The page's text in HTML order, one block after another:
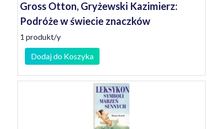
Gross Otton, Gryżewski Kazimierz:
Podróże w świecie znaczków
1 produkt/y
Dodaj do Koszyka